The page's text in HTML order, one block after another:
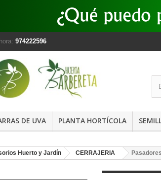
974222596
DE UVA PLANTA HORTÍCOLA
Huerto y Jardín CERRAJERIA